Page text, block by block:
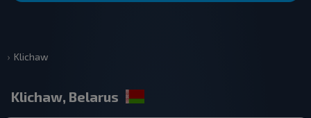
Klichaw
Klichaw, Belarus